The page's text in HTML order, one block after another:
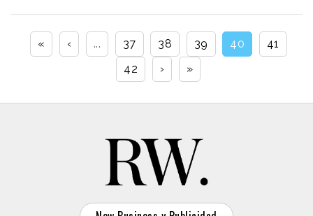
« ‹ ... 37 38 39 40
41
42
› »